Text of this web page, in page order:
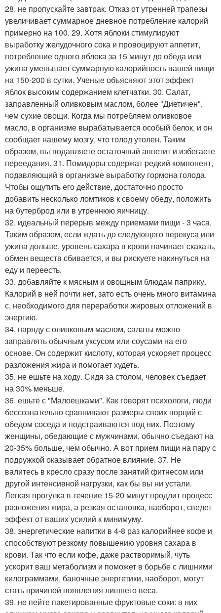
28. не пропускайте завтрак. Отказ от утренней трапезы
увеличивает суммарное дневное потребление калорий
примерно на 100. 29. Хотя яблоки стимулируют
выработку желудочного сока и провоцируют аппетит,
потребление одного яблока за 15 минут до обеда или
ужина уменьшает суммарную калорийность вашей пищи
на 150-200 в сутки. Ученые объясняют этот эффект
яблок высоким содержанием клетчатки. 30. Салат,
заправленный оливковым маслом, более "Диетичен",
чем сухие овощи. Когда мы потребляем оливковое
масло, в организме вырабатывается особый белок, и он
сообщает нашему мозгу, что голод утолен. Таким
образом, вы подавляете остаточный аппетит и избегаете
переедания. 31. Помидоры содержат редкий компонент,
подавляющий в организме выработку гормона голода.
Чтобы ощутить его действие, достаточно просто
добавить несколько ломтиков к своему обеду, положить
на бутерброд или в утреннюю яичницу.
32. идеальный перерыв между приемами пищи - 3 часа.
Таким образом, если ждать до следующего перекуса или
ужина дольше, уровень сахара в крови начинает скакать,
обмен веществ сбивается, и вы рискуете накинуться на
еду и переесть.
33. добавляйте к мясным и овощным блюдам паприку.
Калорий в ней почти нет, зато есть очень много витамина
с, необходимого для переработки жировых отложений в
энергию.
34. наряду с оливковым маслом, салаты можно
заправлять обычным уксусом или соусами на его
основе. Он содержит кислоту, которая ускоряет процесс
разложения жира и помогает худеть.
35. не ешьте на ходу. Сидя за столом, человек съедает
на 30% меньше.
36. ешьте с "Малоешками". Как говорят психологи, люди
бессознательно сравнивают размеры своих порций с
обедом соседа и подстраиваются под них. Поэтому
женщины, обедающие с мужчинами, обычно съедают на
20-35% больше, чем обычно. А вот прием пищи на пару с
подружкой оказывает обратное влияние. 37. Не
валитесь в кресло сразу после занятий фитнесом или
другой интенсивной нагрузки, как бы вы ни устали.
Легкая прогулка в течение 15-20 минут продлит процесс
разложения жира, а резкая остановка, наоборот, сведет
эффект от ваших усилий к минимуму.
38. энергетические напитки в 4-8 раз калорийнее кофе и
способствуют резкому повышению уровня сахара в
крови. Так что если кофе, даже растворимый, чуть
ускорит ваш метаболизм и поможет в борьбе с лишними
килограммами, баночные энергетики, наоборот, могут
стать причиной появления лишнего веса.
39. не пейте пакетированные фруктовые соки: в них